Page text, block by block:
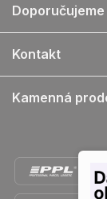
Doporučujeme
Kontakt
Kamenná